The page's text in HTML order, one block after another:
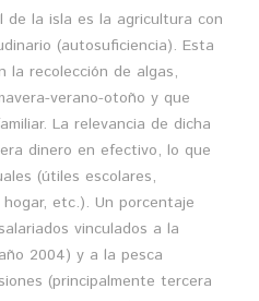
de la isla es la agricultura con
(autosuficiencia). Esta
la recolección de algas,
verano-otoño y que
La relevancia de dicha
dinero en efectivo, lo que
(útiles escolares,
etc.). Un porcentaje
vinculados a la
2004) y a la pesca
(principalmente tercera